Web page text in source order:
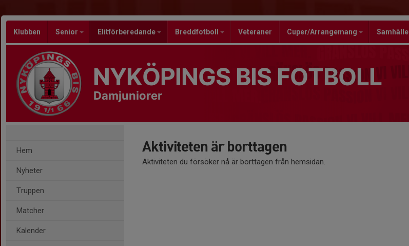
Klubben Senior Elitförberedande Breddfotboll Veteraner Cuper/Arrangemang Samhälle
NYKÖPINGS BIS FOTBOLL
Damjuniorer
Hem
Nyheter
Truppen
Matcher
Kalender
Aktiviteten är borttagen
Aktiviteten du försöker nå är borttagen från hemsidan.